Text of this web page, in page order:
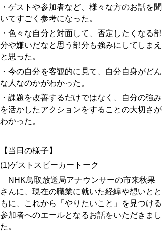
・ゲストや参加者など、様々な方のお話を聞
いてすごく参考になった。
・色々な自分と対面して、否定したくなる部
分や嫌いだなと思う部分も強みにしてしまえ
と思った。
・今の自分を客観的に見て、自分自身がどん
な人なのかがわかった。
・課題を改善するだけではなく、自分の強み
を活かしたアクションをすることの大切さが
わかった。
【当日の様子】
(1)ゲストスピーカートーク
NHK鳥取放送局アナウンサーの市来秋果
さんに、現在の職業に就いた経緯や想いとと
もに、これから「やりたいこと」を見つける
参加者へのエールとなるお話をいただきまし
た。